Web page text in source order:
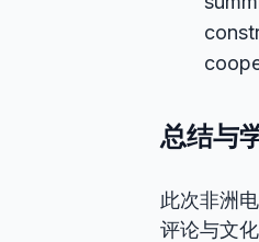
总结与
此次非洲
评论与文